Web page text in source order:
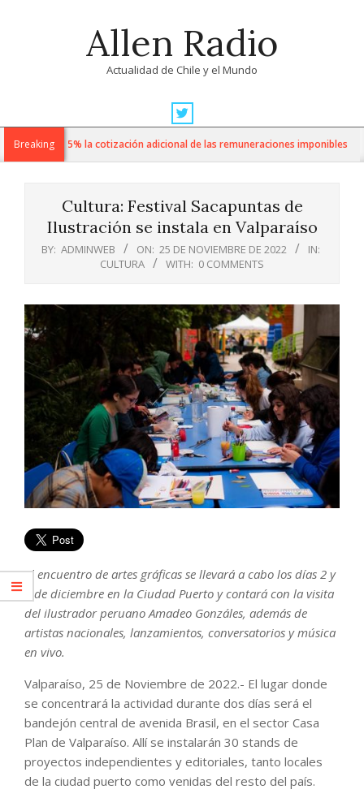
Allen Radio
Actualidad de Chile y el Mundo
Navigation
MenuBreaking
1% a 3,5% la cotización adicional de las remuneraciones imponibles
Cultura: Festival Sacapuntas de
Ilustración se instala en Valparaíso
BY: ADMINWEB ON: 25 DE NOVIEMBRE DE 2022
IN:
CULTURA
WITH: 0 COMMENTS
El encuentro de artes gráficas se llevará a cabo los días 2 y
3 de diciembre en la Ciudad Puerto y contará con la visita
del ilustrador peruano Amadeo Gonzáles, además de
artistas nacionales, lanzamientos, conversatorios y música
en vivo.
Valparaíso, 25 de Noviembre de 2022.- El lugar donde
se concentrará la actividad durante dos días será el
bandejón central de avenida Brasil, en el sector Casa
Plan de Valparaíso. Allí se instalarán 30 stands de
proyectos independientes y editoriales, tanto locales
de la ciudad puerto como venidas del resto del país.